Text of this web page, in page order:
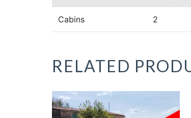
Cabins 2
RELATED